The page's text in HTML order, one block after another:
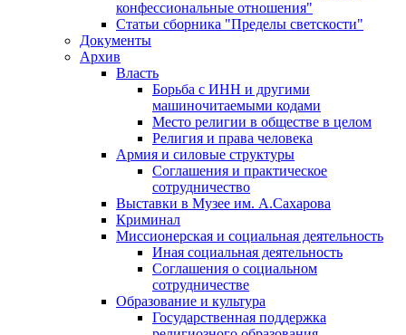
конфессиональные отношения"
Статьи сборника "Пределы светскости"
Документы
Архив
Власть
Борьба с ИНН и другими
машиночитаемыми кодами
Место религии в обществе в целом
Религия и права человека
Армия и силовые структуры
Соглашения и практическое
сотрудничество
Выставки в Музее им. А.Сахарова
Криминал
Миссионерская и социальная деятельность
Иная социальная деятельность
Соглашения о социальном
сотрудничестве
Образование и культура
Государственная поддержка